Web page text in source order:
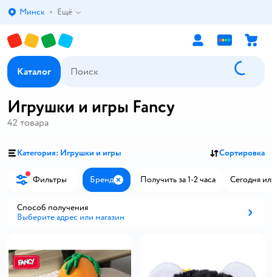
Выбор адреса доставки.
Минск Ещё
Каталог
Игрушки и игры Fancy
42 товара
Категория: Игрушки и игры Сортировка
Фильтры Бренд ЗакрытьПолучить за 1-2 часа Сегодня
Способ получения
Выберите адрес или магазин